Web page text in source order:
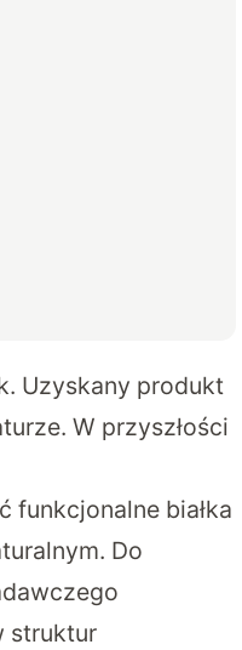
Uzyskany produkt
W przyszłości
funkcjonalne białka
Do
struktur